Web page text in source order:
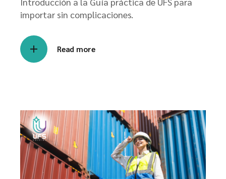
importar sin complicaciones.
Read more